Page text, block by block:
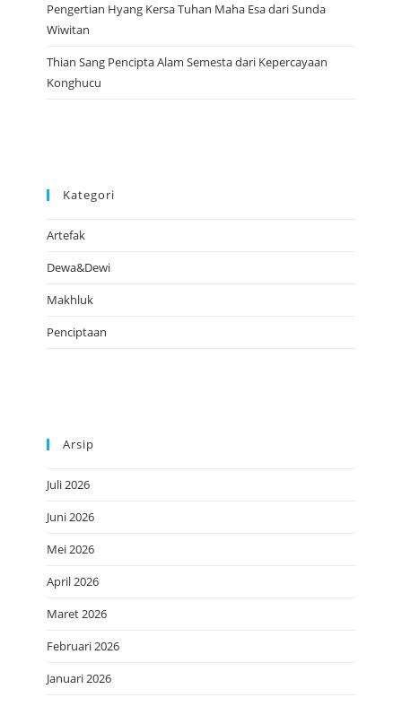
Pengertian Hyang Kersa Tuhan Maha Esa dari Sunda
Wiwitan
Thian Sang Pencipta Alam Semesta dari Kepercayaan
Konghucu
Kategori
Artefak
Dewa&Dewi
Makhluk
Penciptaan
Arsip
Juli 2026
Juni 2026
Mei 2026
April 2026
Maret 2026
Februari 2026
Januari 2026